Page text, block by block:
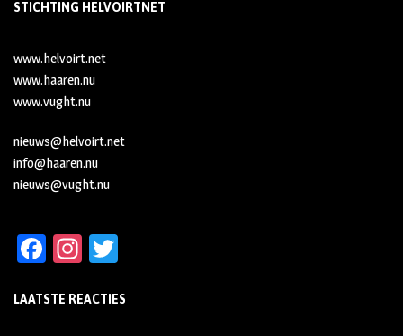
STICHTING HELVOIRTNET
www.helvoirt.net
www.haaren.nu
www.vught.nu
nieuws@helvoirt.net
info@haaren.nu
nieuws@vught.nu
Fa
b
In
ag tt
LAATSTE REACTIES